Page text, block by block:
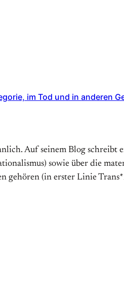
im Tod und in anderen
Auf seinem Blog
sowie über die
gehören (in erster Linie